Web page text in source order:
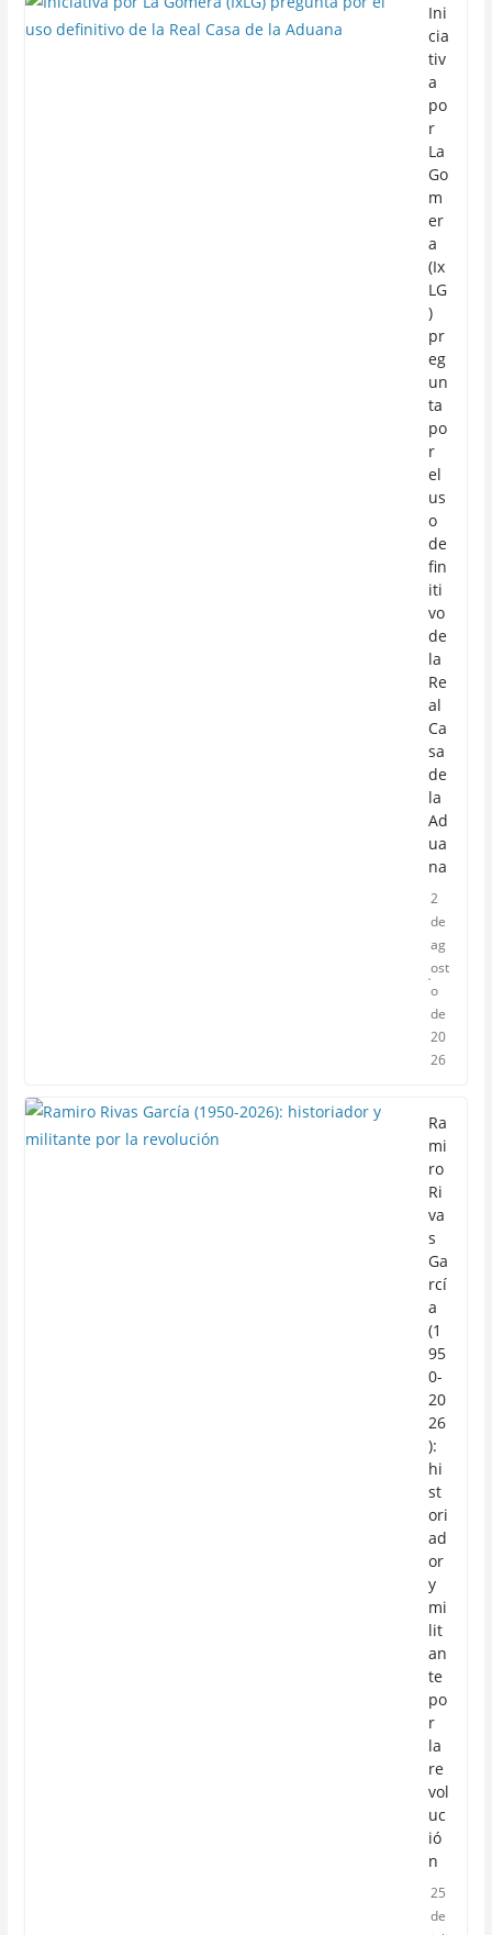
Ini
cia
tiv
a
po
r
La
Go
m
er
a
(Ix
LG
)
pr
eg
un
ta
po
r
el
us
o
de
fin
iti
vo
de
la
Re
al
Ca
sa
de
la
Ad
ua
na
2
de
ag
ost
o
de
20
26
Ra
mi
ro
Ri
va
s
Ga
rcí
a
(1
95
0-
20
26
):
hi
st
ori
ad
or
y
mi
lit
an
te
po
r
la
re
vol
uc
ió
n
25
de